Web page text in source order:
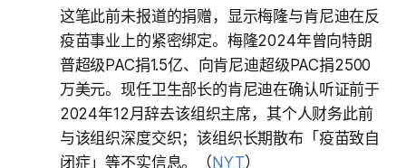
这笔此前未报道的捐赠，显示梅隆与肯尼迪在反
疫苗事业上的紧密绑定。梅隆2024年曾向特朗
普超级PAC捐1.5亿、向肯尼迪超级PAC捐2500
万美元。现任卫生部长的肯尼迪在确认听证前于
2024年12月辞去该组织主席，其个人财务此前
与该组织深度交织；该组织长期散布「疫苗致自
闭症」等不实信息。（NYT）